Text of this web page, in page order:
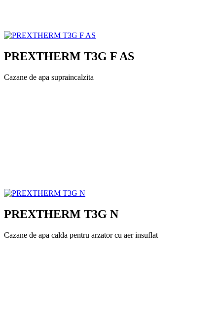
PREXTHERM T3G F AS
Cazane de apa supraincalzita
PREXTHERM T3G N
Cazane de apa calda pentru arzator cu aer insuflat